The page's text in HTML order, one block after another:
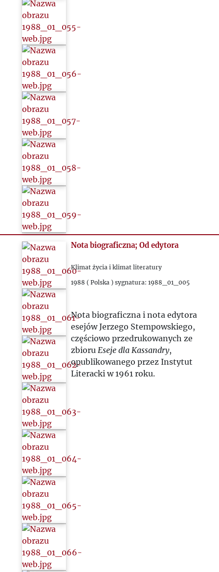
Nota biograficzna; Od edytora
Klimat życia i klimat literatury
1988 ( Polska ) sygnatura: 1988_01_005
Nota biograficzna i nota edytora
esejów Jerzego Stempowskiego,
częściowo przedrukowanych ze
zbioruEseje dla Kassandry,
opublikowanego przez Instytut
Literacki w 1961 roku.